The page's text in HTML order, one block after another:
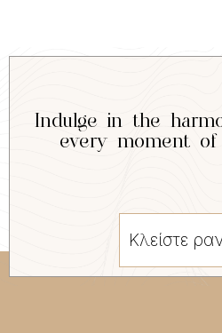
Indulge in the
every moment
Κλείστε